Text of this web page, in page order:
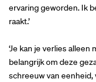
ervaring geworden. Ik
raakt.’
‘Je kan je verlies
belangrijk om deze
schreeuw van